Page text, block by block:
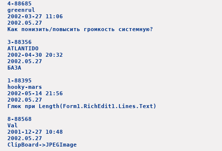
4-88685
greenrul
2002-03-27 11:06
2002.05.27
Как понизить/повысить громкость системную?
3-88356
ATLANTIDO
2002-04-30 20:32
2002.05.27
БАЗА
1-88395
hooky-mars
2002-05-14 21:56
2002.05.27
Глюк при Length(Form1.RichEdit1.Lines.Text)
8-88568
Val
2001-12-27 10:48
2002.05.27
ClipBoard->JPEGImage